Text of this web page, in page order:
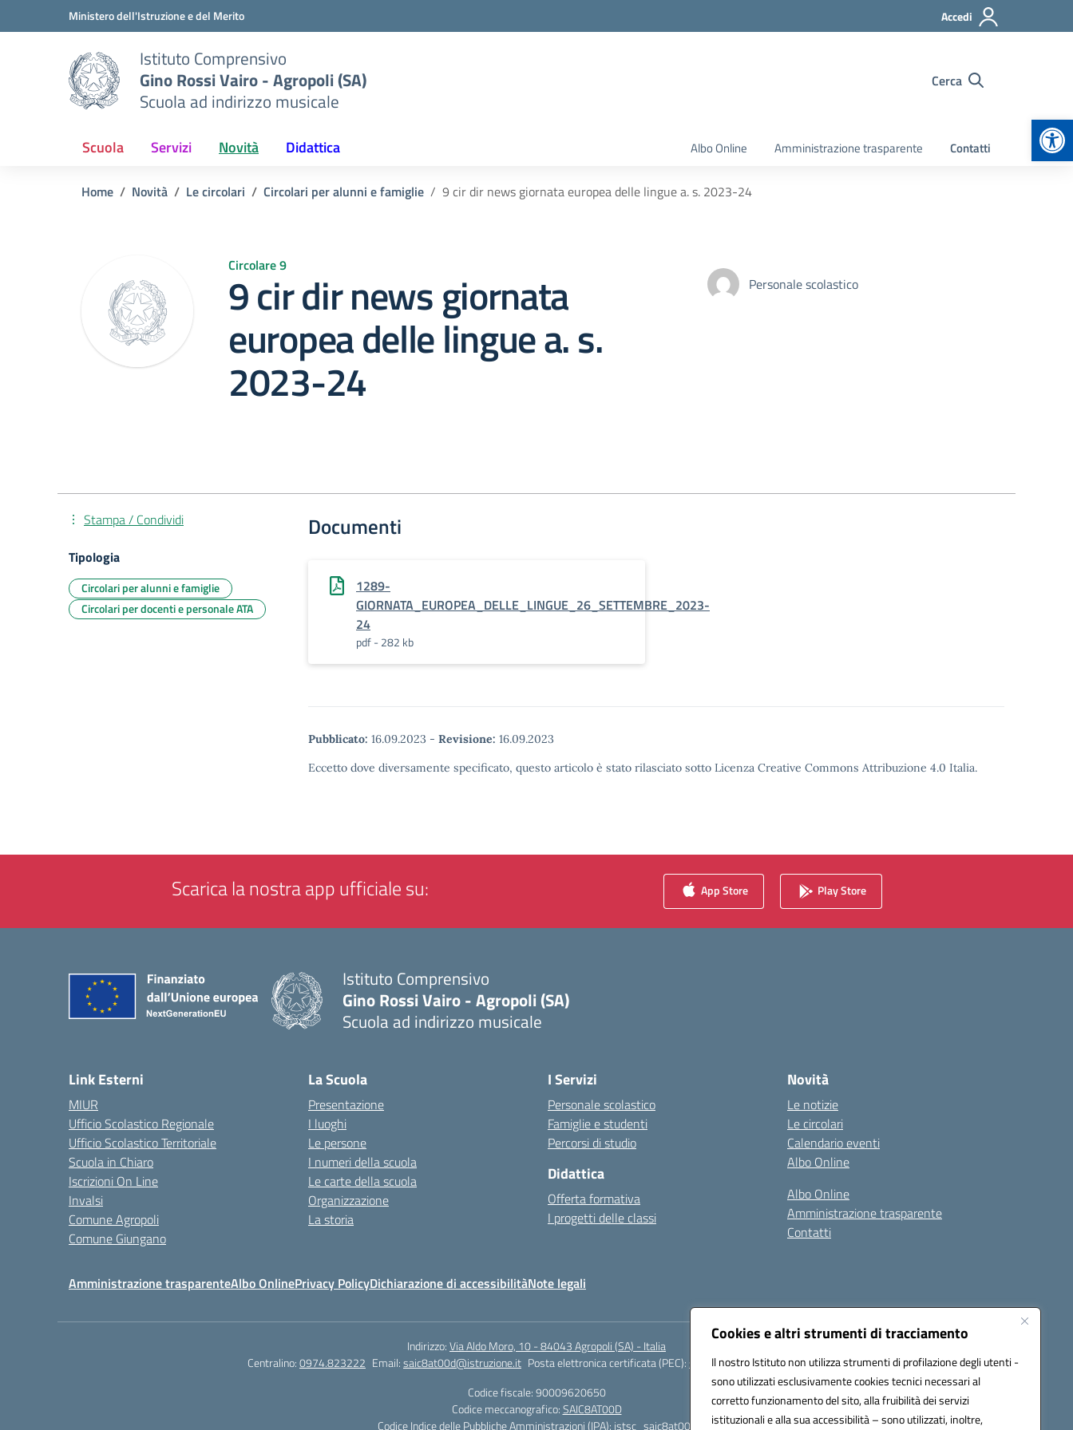
Cookies e altri strumenti di tracciamento
Il nostro Istituto non utilizza strumenti di profilazione degli utenti -
sono utilizzati esclusivamente cookies tecnici necessari al
corretto funzionamento del sito, alla fruibilità dei servizi
istituzionali e alla sua accessibilità – sono utilizzati, inoltre,
Vai ai contenuti
Vai al menu di navigazioneMinistero dell'Istruzione e del Merito Accedi
Istituto Comprensivo
Gino Rossi Vairo - Agropoli (SA)
Scuola ad indirizzo musicale
Cerca
Scuola Servizi Novità Didattica Albo Online Amministrazione trasparente Contatti
Home Novità Le circolari Circolari per alunni e famiglie 9 cir dir news giornata europea delle lingue a. s. 2023-24
Circolare 9
9 cir dir news giornata
europea delle lingue a. s.
2023-24
Personale scolastico
Documenti
1289-
GIORNATA_EUROPEA_DELLE_LINGUE_26_SETTEMBRE_2023-
24
pdf - 282 kb
Pubblicato: 16.09.2023 - Revisione: 16.09.2023
Eccetto dove diversamente specificato, questo articolo è stato rilasciato sotto Licenza Creative Commons Attribuzione 4.0 Italia.
Stampa / Condividi
Tipologia
Circolari per alunni e famiglie
Circolari per docenti e personale ATA
Scarica la nostra app ufficiale su: App Store Play Store
Istituto Comprensivo
Gino Rossi Vairo - Agropoli (SA)
Scuola ad indirizzo musicale
Link Esterni
MIUR
Ufficio Scolastico Regionale
Ufficio Scolastico Territoriale
Scuola in Chiaro
Iscrizioni On Line
Invalsi
Comune Agropoli
Comune Giungano
La Scuola
Presentazione
I luoghi
Le persone
I numeri della scuola
Le carte della scuola
Organizzazione
La storia
I Servizi
Personale scolastico
Famiglie e studenti
Percorsi di studio
Didattica
Offerta formativa
I progetti delle classi
Novità
Le notizie
Le circolari
Calendario eventi
Albo Online
Albo Online
Amministrazione trasparente
Contatti
Amministrazione trasparenteAlbo OnlinePrivacy PolicyDichiarazione di accessibilitàNote legali
Indirizzo:Via Aldo Moro, 10 - 84043 Agropoli (SA) - Italia
Centralino:0974.823222 Email:saic8at00d@istruzione.it Posta elettronica certificata (PEC):saic8at00d@pec.istruzione.it
Codice fiscale: 90009620650
Codice meccanografico:SAIC8AT00D
Codice Indice delle Pubbliche Amministrazioni (IPA): istsc_saic8at00d